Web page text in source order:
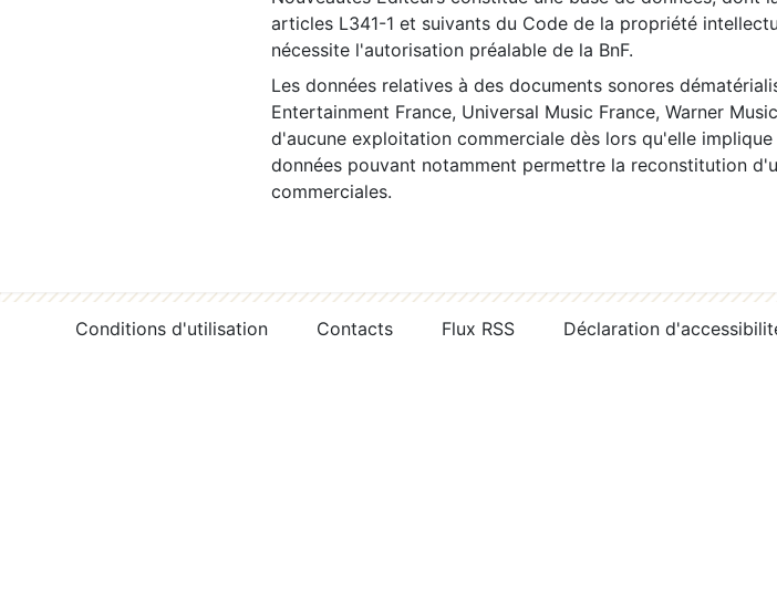
articles L341-1 et suivants du Code de la propriété
nécessite l'autorisation préalable de la BnF.
Les données relatives à des documents sonores
Entertainment France, Universal Music France, Warner
d'aucune exploitation commerciale dès lors qu'elle
données pouvant notamment permettre la reconstitution
commerciales.
Conditions d'utilisation Contacts Flux RSS Déclaration